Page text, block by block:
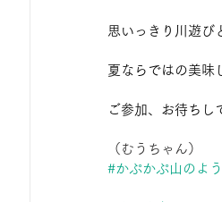
思いっきり川遊び
夏ならではの美味
ご参加、お待ちし
（むうちゃん）
#かぷかぷ山のよ